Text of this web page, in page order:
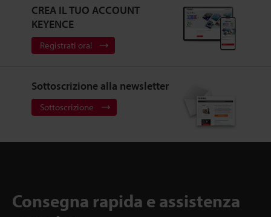
CREA IL TUO ACCOUNT
KEYENCE
Registrati ora!
Sottoscrizione alla newsletter
Sottoscrizione
Consegna rapida e assistenza